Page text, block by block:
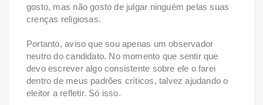
gosto, mas não gosto de julgar ninguém pelas suas
crenças religiosas.
Portanto, aviso que sou apenas um observador
neutro do candidato. No momento que sentir que
devo escrever algo consistente sobre ele o farei
dentro de meus padrões críticos, talvez ajudando o
eleitor a refletir. Só isso.